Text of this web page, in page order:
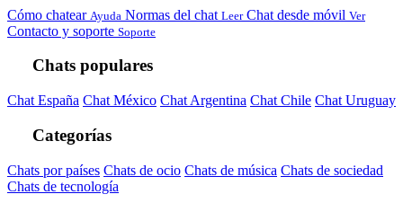
Cómo chatear Ayuda Normas del chat Leer Chat desde móvil Ver
Contacto y soporte Soporte
Chats populares
Chat España Chat México Chat Argentina Chat Chile Chat Uruguay
Categorías
Chats por países Chats de ocio Chats de música Chats de sociedad
Chats de tecnología